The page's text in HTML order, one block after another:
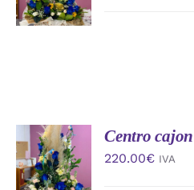
/
DETALLES
AÑADIR
AL
CARRITO
/
Centro
220.00€ IVA